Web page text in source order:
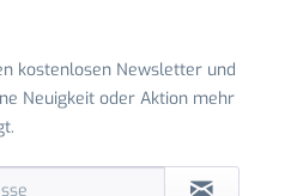
kostenlosen Newsletter und
Neuigkeit oder Aktion mehr